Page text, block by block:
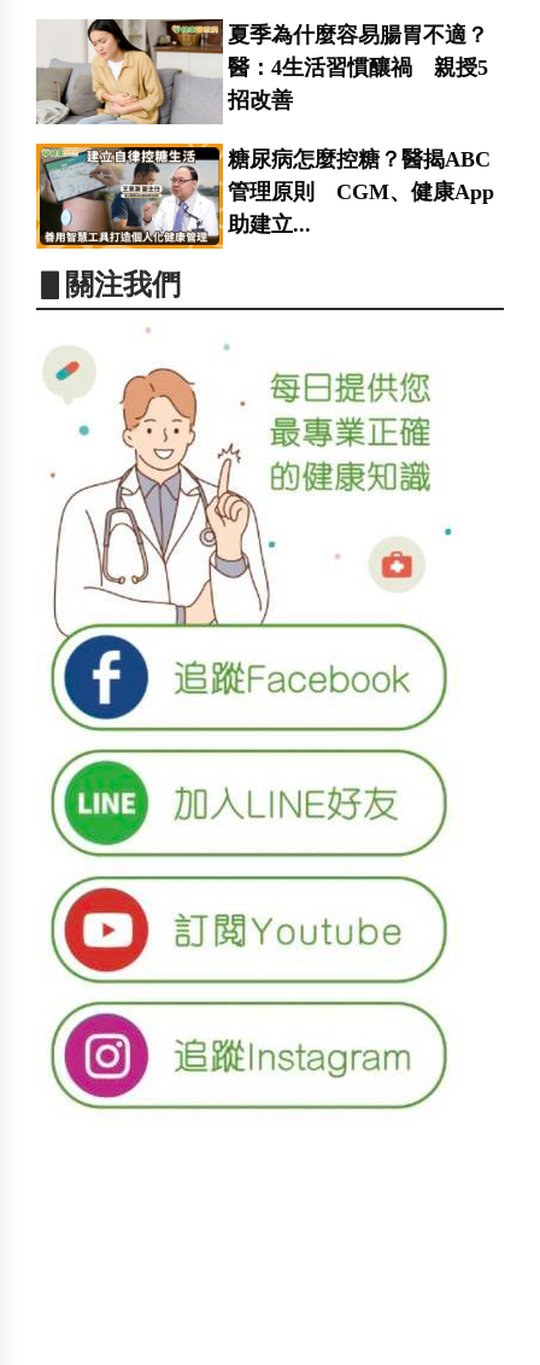
夏季為什麼容易腸胃不適？
醫：4生活習慣釀禍 親授5
招改善
糖尿病怎麼控糖？醫揭ABC
管理原則 CGM、健康App
助建立...
▋關注我們